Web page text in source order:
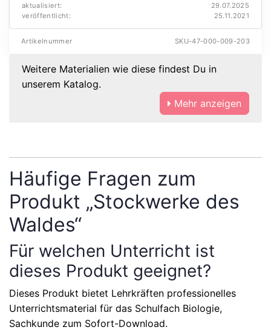
aktualisiert:
29.07.2025
veröffentlicht:
25.11.2021
Artikelnummer SKU-47-000-009-203
Weitere Materialien wie diese findest Du in
unserem Katalog.
Mehr anzeigen
Häufige Fragen zum
Produkt „Stockwerke des
Waldes“
Für welchen Unterricht ist
dieses Produkt geeignet?
Dieses Produkt bietet Lehrkräften professionelles
Unterrichtsmaterial für das Schulfach Biologie,
Sachkunde zum Sofort-Download.